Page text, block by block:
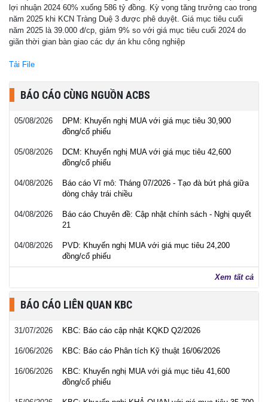
lợi nhuận 2024 60% xuống 586 tỷ đồng. Kỳ vọng tăng trưởng cao trong
năm 2025 khi KCN Tràng Duệ 3 được phê duyệt. Giá mục tiêu cuối
năm 2025 là 39.000 đ/cp, giảm 9% so với giá mục tiêu cuối 2024 do
giãn thời gian bàn giao các dự án khu công nghiệp
Tải File
BÁO CÁO CÙNG NGUỒN ACBS
05/08/2026
DPM: Khuyến nghị MUA với giá mục tiêu 30,900
đồng/cổ phiếu
05/08/2026
DCM: Khuyến nghị MUA với giá mục tiêu 42,600
đồng/cổ phiếu
04/08/2026
Báo cáo Vĩ mô: Tháng 07/2026 - Tạo đà bứt phá giữa
dòng chảy trái chiều
04/08/2026
Báo cáo Chuyên đề: Cập nhật chính sách - Nghị quyết
21
04/08/2026
PVD: Khuyến nghị MUA với giá mục tiêu 24,200
đồng/cổ phiếu
Xem tất cả
BÁO CÁO LIÊN QUAN KBC
31/07/2026 KBC: Báo cáo cập nhật KQKD Q2/2026
16/06/2026 KBC: Báo cáo Phân tích Kỹ thuật 16/06/2026
16/06/2026
KBC: Khuyến nghị MUA với giá mục tiêu 41,600
đồng/cổ phiếu